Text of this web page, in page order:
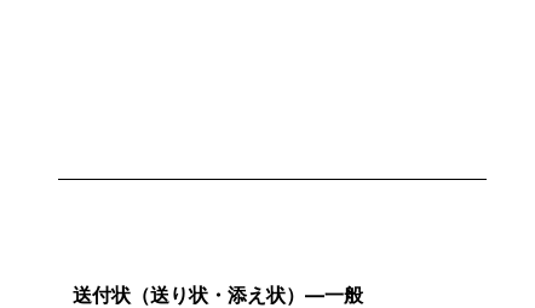
送付状（送り状・添え状）―一般